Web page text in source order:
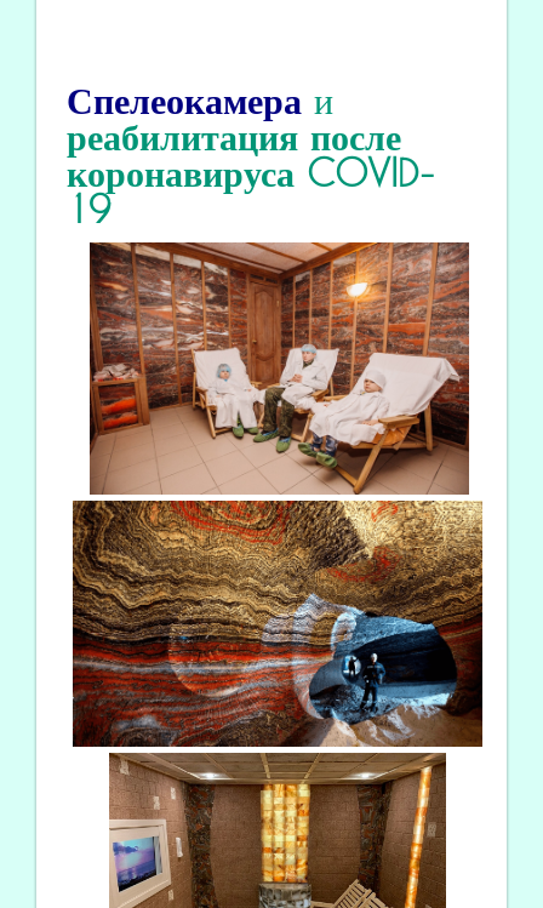
Спелеокамера и
реабилитацияпосле
коронавируса COVID-
19